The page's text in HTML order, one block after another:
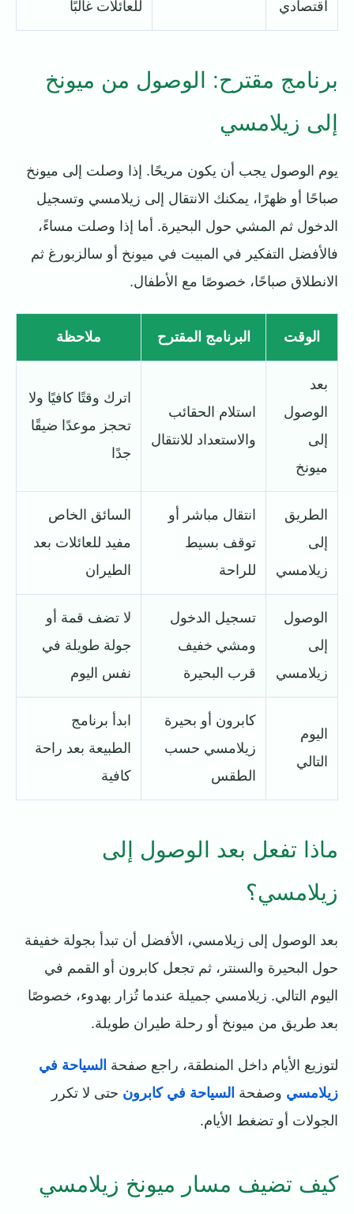
اقتصادي للعائلات غالبًا
برنامج مقترح: الوصول من ميونخ
إلى زيلامسي
يوم الوصول يجب أن يكون مريحًا. إذا وصلت إلى ميونخ
صباحًا أو ظهرًا، يمكنك الانتقال إلى زيلامسي وتسجيل
الدخول ثم المشي حول البحيرة. أما إذا وصلت مساءً،
فالأفضل التفكير في المبيت في ميونخ أو سالزبورغ ثم
الانطلاق صباحًا، خصوصًا مع الأطفال.
الوقت البرنامج المقترح ملاحظة
بعد
الوصول
إلى
ميونخ
استلام الحقائب
والاستعداد للانتقال
اترك وقتًا كافيًا ولا
تحجز موعدًا ضيقًا
جدًا
الطريق
إلى
زيلامسي
انتقال مباشر أو
توقف بسيط
للراحة
السائق الخاص
مفيد للعائلات بعد
الطيران
الوصول
إلى
زيلامسي
تسجيل الدخول
ومشي خفيف
قرب البحيرة
لا تضف قمة أو
جولة طويلة في
نفس اليوم
اليوم
التالي
كابرون أو بحيرة
زيلامسي حسب
الطقس
ابدأ برنامج
الطبيعة بعد راحة
كافية
ماذا تفعل بعد الوصول إلى
زيلامسي؟
بعد الوصول إلى زيلامسي، الأفضل أن تبدأ بجولة خفيفة
حول البحيرة والسنتر، ثم تجعل كابرون أو القمم في
اليوم التالي. زيلامسي جميلة عندما تُزار بهدوء، خصوصًا
بعد طريق من ميونخ أو رحلة طيران طويلة.
لتوزيع الأيام داخل المنطقة، راجع صفحة السياحة في
زيلامسي وصفحة السياحة في كابرون حتى لا تكرر
الجولات أو تضغط الأيام.
كيف تضيف مسار ميونخ زيلامسي